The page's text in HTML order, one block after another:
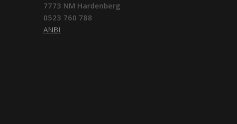
7773 NM Hardenberg
0523 760 788
ANBI